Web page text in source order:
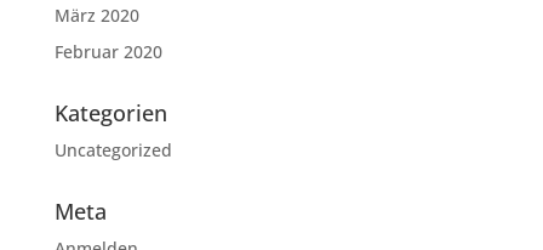
März 2020
Februar 2020
Kategorien
Uncategorized
Meta